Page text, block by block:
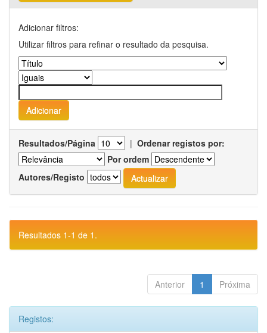
Adicionar filtros:
Utilizar filtros para refinar o resultado da pesquisa.
Resultados/Página | Ordenar registos por:
Por ordem
Autores/Registo
Resultados 1-1 de 1.
Anterior 1 Próxima
Registos: